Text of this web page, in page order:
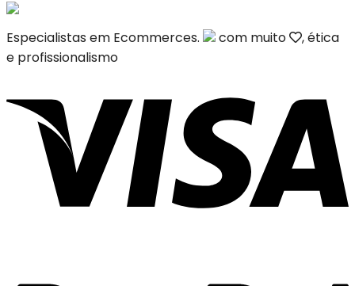
Especialistas em Ecommerces. com muito
, ética
e profissionalismo